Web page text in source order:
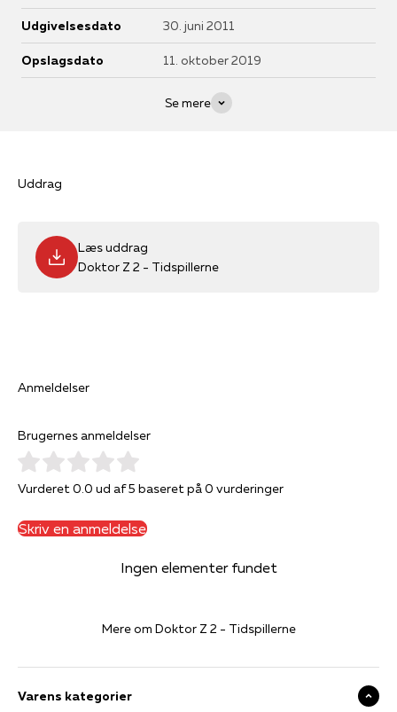
Udgivelsesdato 30. juni 2011
Opslagsdato 11. oktober 2019
Se mere
Uddrag
Læs uddrag
Doktor Z 2 - Tidspillerne
Anmeldelser
Brugernes anmeldelser
Vurderet 0.0 ud af 5 baseret på 0 vurderinger
Skriv en anmeldelse
Ingen elementer fundet
Mere om Doktor Z 2 - Tidspillerne
Varens kategorier